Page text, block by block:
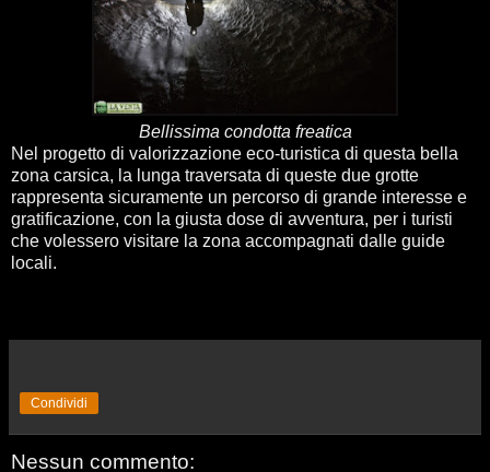
Bellissima condotta freatica
Nel progetto di valorizzazione eco-turistica di questa bella
zona carsica, la lunga traversata di queste due grotte
rappresenta sicuramente un percorso di grande interesse e
gratificazione, con la giusta dose di avventura, per i turisti
che volessero visitare la zona accompagnati dalle guide
locali.
Condividi
Nessun commento: